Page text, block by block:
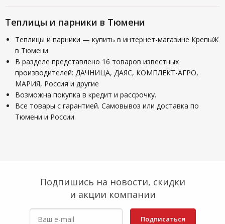
Теплицы и парники в Тюмени
Теплицы и парники — купить в интернет-магазине КрепыЖ
в Тюмени
В разделе представлено 16 товаров известных
производителей: ДАЧНИЦА, ДАЯС, КОМПЛЕКТ-АГРО,
МАРИЯ, Россия и другие
Возможна покупка в кредит и рассрочку.
Все товары с гарантией. Самовывоз или доставка по
Тюмени и России.
Подпишись на новости, скидки
и акции компании
Подписаться